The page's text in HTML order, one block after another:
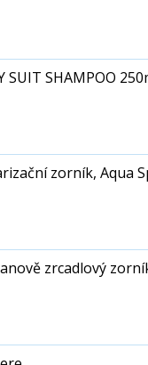
SUIT SHAMPOO
zorník, Aqua
zrcadlový